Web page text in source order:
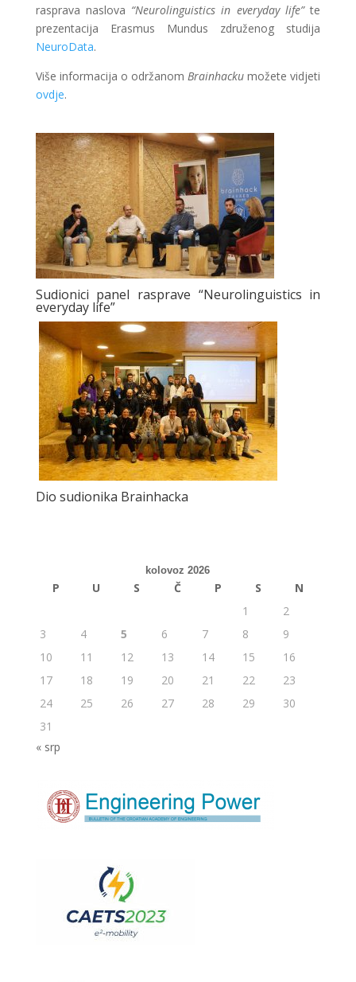
rasprava naslova “Neurolinguistics in everyday life”te
prezentacija Erasmus Mundus združenog studija
NeuroData.
Više informacija o održanomBrainhackumožete vidjeti
ovdje.
Sudionici panel rasprave “Neurolinguistics in
everyday life”
Dio sudionika Brainhacka
kolovoz 2026
P U S Č P S
N
1
2
3
4 5 6 7 8
9
10
11 12 13 14 15
16
17
18 19 20 21 22
23
24
25 26 27 28 29
30
31
« srp